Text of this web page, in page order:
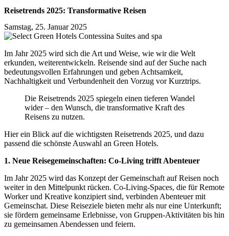
Reisetrends 2025: Transformative Reisen
Samstag, 25. Januar 2025
Im Jahr 2025 wird sich die Art und Weise, wie wir die Welt
erkunden, weiterentwickeln. Reisende sind auf der Suche nach
bedeutungsvollen Erfahrungen und geben Achtsamkeit,
Nachhaltigkeit und Verbundenheit den Vorzug vor Kurztrips.
Die Reisetrends 2025 spiegeln einen tieferen Wandel
wider – den Wunsch, die transformative Kraft des
Reisens zu nutzen.
Hier ein Blick auf die wichtigsten Reisetrends 2025, und dazu
passend die schönste Auswahl an Green Hotels.
1. Neue Reisegemeinschaften: Co-Living trifft Abenteuer
Im Jahr 2025 wird das Konzept der Gemeinschaft auf Reisen noch
weiter in den Mittelpunkt rücken. Co-Living-Spaces, die für Remote
Worker und Kreative konzipiert sind, verbinden Abenteuer mit
Gemeinschat. Diese Reiseziele bieten mehr als nur eine Unterkunft;
sie fördern gemeinsame Erlebnisse, von Gruppen-Aktivitäten bis hin
zu gemeinsamen Abendessen und feiern.